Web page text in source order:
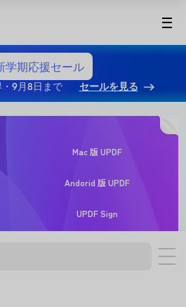
学期応援セール
・9月8日まで セールを見る
Mac 版 UPDF
Andorid 版 UPDF
UPDF Sign